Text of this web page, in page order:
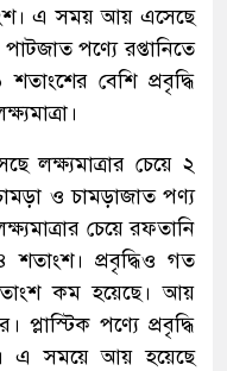
এ সময় আয় এসেছে
পণ্যে রপ্তানিতে
বেশি প্রবৃদ্ধি
চেয়ে ২
ও চামড়াজাত পণ্য
চেয়ে রফতানি
প্রবৃদ্ধিও গত
কম হয়েছে। আয়
পণ্যে প্রবৃদ্ধি
এ সময়ে আয় হয়েছে